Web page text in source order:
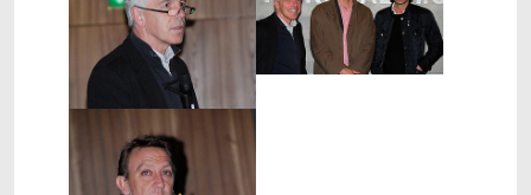
Show larger version